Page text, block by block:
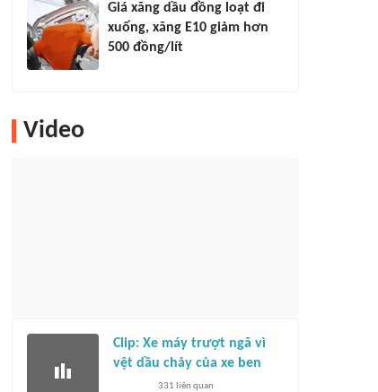
Giá xăng dầu đồng loạt đi
xuống, xăng E10 giảm hơn
500 đồng/lít
Video
Clip: Xe máy trượt ngã vì
vệt dầu chảy của xe ben
331 liên quan